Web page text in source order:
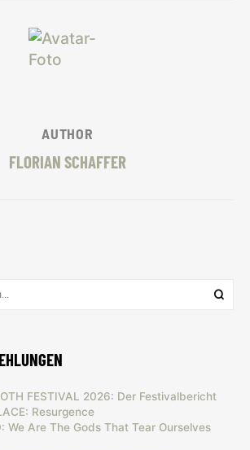
AUTHOR
FLORIAN SCHAFFER
FESTIVAL 2026: Der Festivalbericht
Resurgence
We Are The Gods That Tear Ourselves